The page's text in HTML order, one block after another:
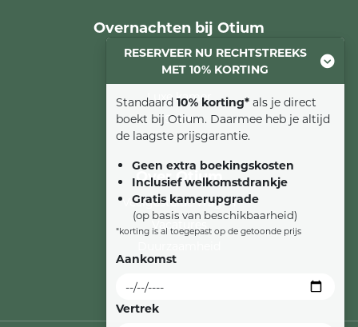
RESERVEER NU RECHTSTREEKS
MET 10% KORTING
Standaard 10% korting* als je direct
boekt bij Otium. Daarmee heb je altijd
de laagste prijsgarantie.
Geen extra boekingskosten
Inclusief welkomstdrankje
Gratis kamerupgrade
(op basis van beschikbaarheid)
*korting is al toegepast op de getoonde prijs
Aankomst
Vertrek
Overnachten bij Otium
Comfort kamer
Familiesuite
Luxe kamer
Suite
Over Otium
Veelgestelde vragen
Vacatures